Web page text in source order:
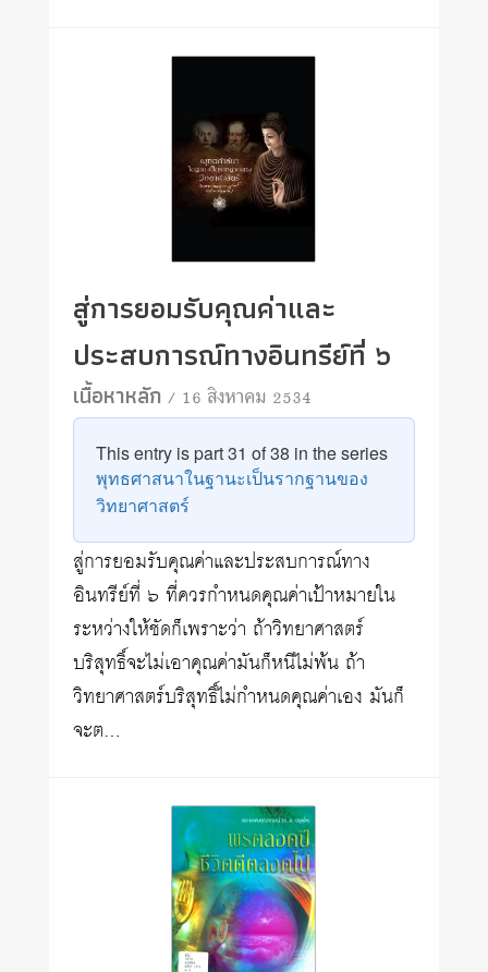
สู่การยอมรับคุณค่าและ
ประสบการณ์ทางอินทรีย์ที่ ๖
เนื้อหาหลัก/ 16 สิงหาคม 2534
This entry is part 31 of 38 in the series
พุทธศาสนาในฐานะเป็นรากฐานของ
วิทยาศาสตร์
สู่การยอมรับคุณค่าและประสบการณ์ทาง
อินทรีย์ที่ ๖ ที่ควรกำหนดคุณค่าเป้าหมายใน
ระหว่างให้ชัดก็เพราะว่า ถ้าวิทยาศาสตร์
บริสุทธิ์จะไม่เอาคุณค่ามันก็หนีไม่พ้น ถ้า
วิทยาศาสตร์บริสุทธิ์ไม่กำหนดคุณค่าเอง มันก็
จะต…